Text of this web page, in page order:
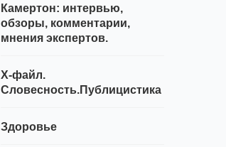
Камертон: интервью,
обзоры, комментарии,
мнения экспертов.
Х-файл.
Словесность.Публицистика
Здоровье